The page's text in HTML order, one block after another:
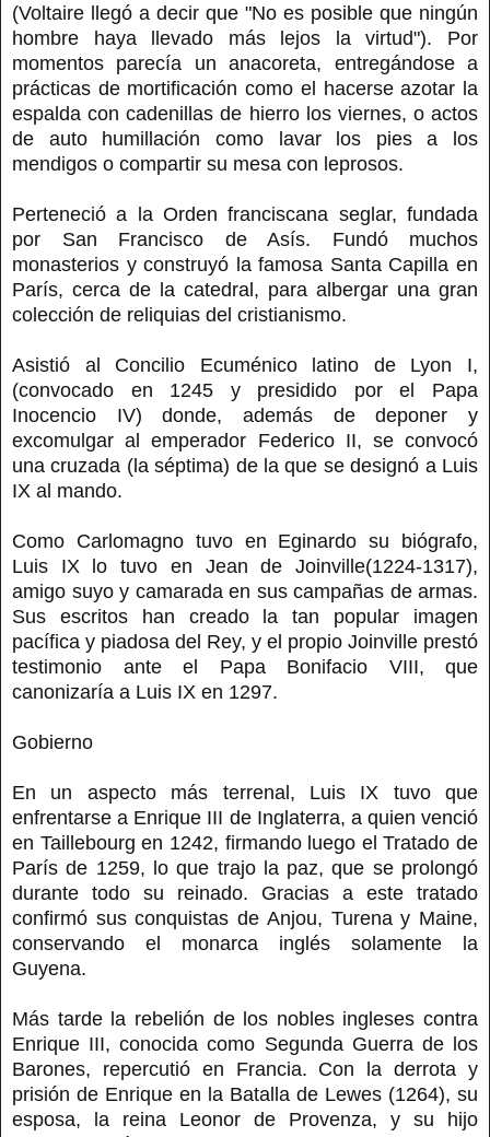
(Voltaire llegó a decir que "No es posible que ningún
hombre haya llevado más lejos la virtud"). Por
momentos parecía un anacoreta, entregándose a
prácticas de mortificación como el hacerse azotar la
espalda con cadenillas de hierro los viernes, o actos
de auto humillación como lavar los pies a los
mendigos o compartir su mesa con leprosos.
Perteneció a la Orden franciscana seglar, fundada
por San Francisco de Asís. Fundó muchos
monasterios y construyó la famosa Santa Capilla en
París, cerca de la catedral, para albergar una gran
colección de reliquias del cristianismo.
Asistió al Concilio Ecuménico latino de Lyon I,
(convocado en 1245 y presidido por el Papa
Inocencio IV) donde, además de deponer y
excomulgar al emperador Federico II, se convocó
una cruzada (la séptima) de la que se designó a Luis
IX al mando.
Como Carlomagno tuvo en Eginardo su biógrafo,
Luis IX lo tuvo en Jean de Joinville(1224-1317),
amigo suyo y camarada en sus campañas de armas.
Sus escritos han creado la tan popular imagen
pacífica y piadosa del Rey, y el propio Joinville prestó
testimonio ante el Papa Bonifacio VIII, que
canonizaría a Luis IX en 1297.
Gobierno
En un aspecto más terrenal, Luis IX tuvo que
enfrentarse a Enrique III de Inglaterra, a quien venció
en Taillebourg en 1242, firmando luego el Tratado de
París de 1259, lo que trajo la paz, que se prolongó
durante todo su reinado. Gracias a este tratado
confirmó sus conquistas de Anjou, Turena y Maine,
conservando el monarca inglés solamente la
Guyena.
Más tarde la rebelión de los nobles ingleses contra
Enrique III, conocida como Segunda Guerra de los
Barones, repercutió en Francia. Con la derrota y
prisión de Enrique en la Batalla de Lewes (1264), su
esposa, la reina Leonor de Provenza, y su hijo